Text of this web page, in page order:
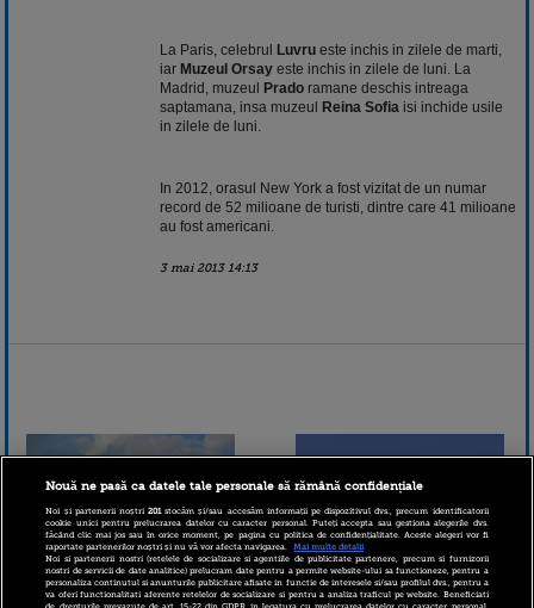
La Paris, celebrul Luvru este inchis in zilele de marti,
iar Muzeul Orsay este inchis in zilele de luni. La
Madrid, muzeul Prado ramane deschis intreaga
saptamana, insa muzeul Reina Sofia isi inchide usile
in zilele de luni.
In 2012, orasul New York a fost vizitat de un numar
record de 52 milioane de turisti, dintre care 41 milioane
au fost americani.
3 mai 2013 14:13
Cum ne pierdem putinii
Nouă ne pasă ca datele tale personale să rămână confidențiale
Noi și partenerii noștri201stocăm și/sau accesăm informații pe dispozitivul dvs., precum identificatorii
cookie unici pentru prelucrarea datelor cu caracter personal. Puteți accepta sau gestiona alegerile dvs.
făcând clic mai jos sau în orice moment, pe pagina cu politica de confidențialitate. Aceste alegeri vor fi
raportate partenerilor noștri și nu vă vor afecta navigarea.
Mai multe detalii
Noi si partenerii nostri (retelele de socializare si agentiile de publicitate partenere, precum si furnizorii
nostri de servicii de date analitice) prelucram date pentru a permite website-ului sa functioneze, pentru a
personaliza continutul si anunturile publicitare afisate in functie de interesele si/sau profilul dvs., pentru a
va oferi functionalitati aferente retelelor de socializare si pentru a analiza traficul pe website. Beneficiati